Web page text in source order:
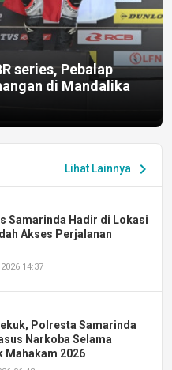
series, Pebalap
di Mandalika
Lihat Lainnya chevron_right
Samarinda Hadir di Lokasi
Akses Perjalanan
14:37
Polresta Samarinda
Narkoba Selama
Mahakam 2026